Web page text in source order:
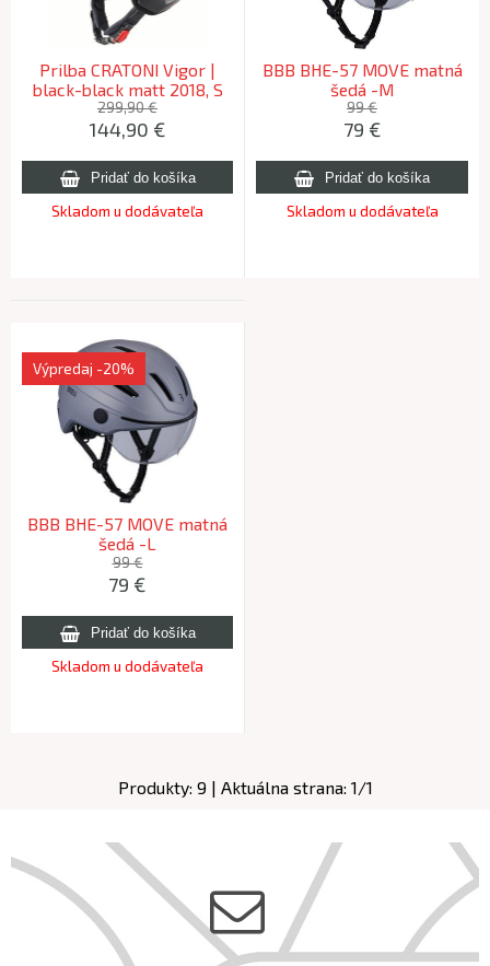
Prilba CRATONI Vigor |
black-black matt 2018, S
54-55 cm
299,90 €
144,90 €
Skladom u dodávateľa
BBB BHE-57 MOVE matná
šedá -M
99 €
79 €
Skladom u dodávateľa
BBB BHE-57 MOVE matná
šedá -L
Výpredaj -20%
99 €
79 €
Skladom u dodávateľa
Produkty: 9 | Aktuálna strana: 1/1